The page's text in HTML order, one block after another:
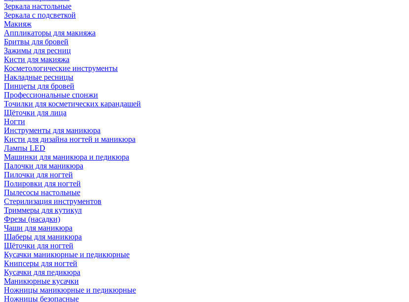
Зеркала настольные
Зеркала с подсветкой
Макияж
Аппликаторы для макияжа
Бритвы для бровей
Зажимы для ресниц
Кисти для макияжа
Косметологические инструменты
Накладные ресницы
Пинцеты для бровей
Профессиональные спонжи
Точилки для косметических карандашей
Щёточки для лица
Ногти
Инструменты для маникюра
Кисти для дизайна ногтей и маникюра
Лампы LED
Машинки для маникюра и педикюра
Палочки для маникюра
Пилочки для ногтей
Полировки для ногтей
Пылесосы настольные
Стерилизация инструментов
Триммеры для кутикул
Фрезы (насадки)
Чаши для маникюра
Шаберы для маникюра
Щёточки для ногтей
Кусачки маникюрные и педикюрные
Книпсеры для ногтей
Кусачки для педикюра
Маникюрные кусачки
Ножницы маникюрные и педикюрные
Ножницы безопасные